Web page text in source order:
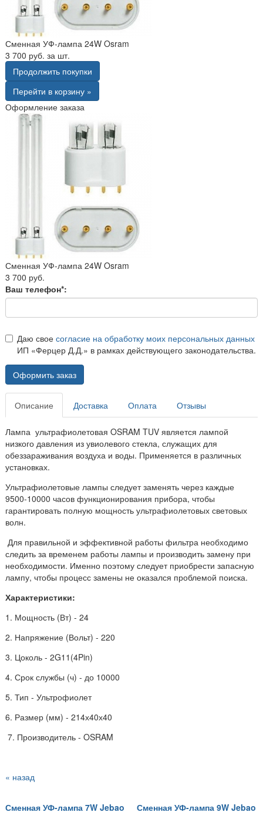
Сменная УФ-лампа 24W Osram
3 700 руб. за шт.
Продолжить покупки
Перейти в корзину »
Оформление заказа
Сменная УФ-лампа 24W Osram
3 700 руб.
Ваш телефон*:
Даю свое согласие на обработку моих персональных данных
ИП «Ферцер Д.Д.» в рамках действующего законодательства.
Оформить заказ
Описание Доставка Оплата Отзывы
Лампа ультрафиолетовая OSRAM TUV является лампой
низкого давления из увиолевого стекла, служащих для
обеззараживания воздуха и воды. Применяется в различных
установках.
Ультрафиолетовые лампы следует заменять через каждые
9500-10000 часов функционирования прибора, чтобы
гарантировать полную мощность ультрафиолетовых световых
волн.
Для правильной и эффективной работы фильтра необходимо
следить за временем работы лампы и производить замену при
необходимости. Именно поэтому следует приобрести запасную
лампу, чтобы процесс замены не оказался проблемой поиска.
Характеристики:
1. Мощность (Вт) - 24
2. Напряжение (Вольт) - 220
3. Цоколь - 2G11(4Pin)
4. Срок службы (ч) - до 10000
5. Тип - Ультрофиолет
6. Размер (мм) - 214х40х40
7. Производитель - OSRAM
« назад
Сменная УФ-лампа 7W Jebao Сменная УФ-лампа 9W Jebao